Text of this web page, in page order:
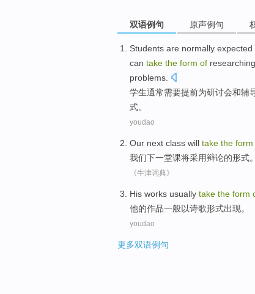
双语例句 原声例句
Students are normally expected
can take the form of researching
problems.
学生通常需要提前为研讨会和辅
式。
youdao
Our next class will take the form
我们下一堂课将采用辩论的形式。
《牛津词典》
His works usually take the form
他的作品一般以诗歌形式出现。
youdao
更多双语例句